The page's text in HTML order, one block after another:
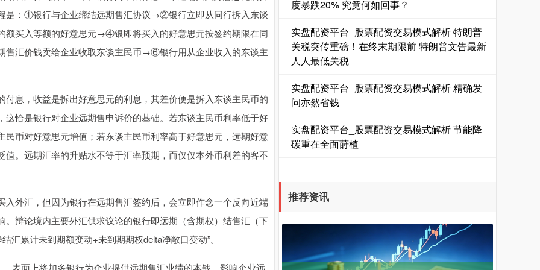
是：①银行与企业缔结远期售汇协议→②银行立即从同行拆入东谈
买入等额的好意思元→④银即将买入的好意思元按签约期限在同
汇价钱卖给企业收取东谈主民币→⑥银行用从企业收入的东谈主
息，收益是拆出好意思元的利息，其差价便是拆入东谈主民币的
恰是银行对企业远期售申诉价的基础。若东谈主民币利率低于好
币对好意思元增值；若东谈主民币利率高于好意思元，远期好意
。远期汇率的升贴水不等于汇率预期，而仅仅本外币利差的客不
外汇，但因为银行在远期售汇签约后，会立即作念一个反向近端
辩论境内主要外汇供求议论的银行即远期（含期权）结售汇（下
汇累计未到期额变动+未到期期权delta净敞口变动”。
表面上将加多银行为企业提供远期售汇业绩的本钱，影响企业远
期指IC0 7877.80 +164.40 +2.13%
上证综指 3940.04 +39.68 +1.02%
度暴跌20% 究竟何如回事？
实盘配资平台_股票配资交易模式解析 特朗普
关税突传重磅！在终末期限前 特朗普文告最新
人人最低关税
实盘配资平台_股票配资交易模式解析 精确发
问亦然省钱
实盘配资平台_股票配资交易模式解析 节能降
碳重在全面莳植
推荐资讯